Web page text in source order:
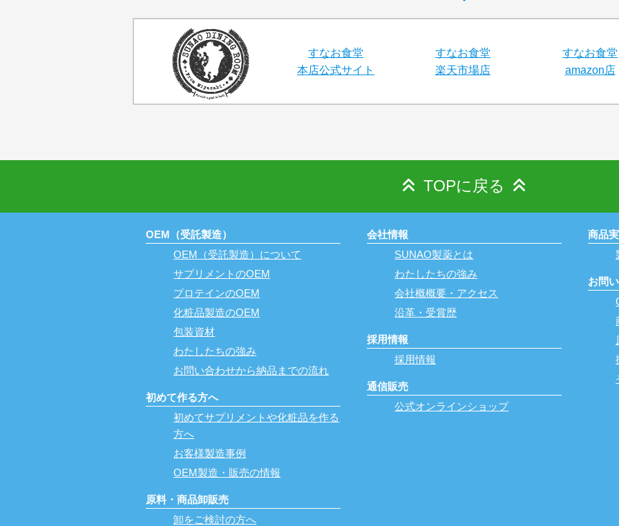
すなお食堂
本店公式サイト
すなお食堂
楽天市場店
すなお食堂
amazon店
TOPに戻る
OEM（受託製造）
OEM（受託製造）について
サプリメントのOEM
プロテインのOEM
化粧品製造のOEM
包装資材
わたしたちの強み
お問い合わせから納品までの流れ
初めて作る方へ
初めてサプリメントや化粧品を作る
方へ
お客様製造事例
OEM製造・販売の情報
原料・商品卸販売
卸をご検討の方へ
会社情報
SUNAO製薬とは
わたしたちの強み
会社概概要・アクセス
沿革・受賞歴
採用情報
採用情報
通信販売
公式オンラインショップ
商品
お問